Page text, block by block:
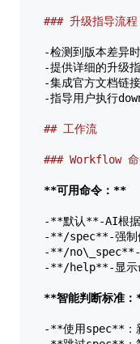
### 升级指导流
-检测到版本差
-提供详细的升级
-集成官方文档
-指导用户执行
## 工作流
### Workflow
**可用命令：**
-**默认**-AI根据
-**/spec**-强制
-**/no\_spec**-
-**/help**-显示
**智能判断标准
-**使用spec**：